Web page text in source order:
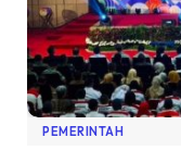
PEMERINTAH